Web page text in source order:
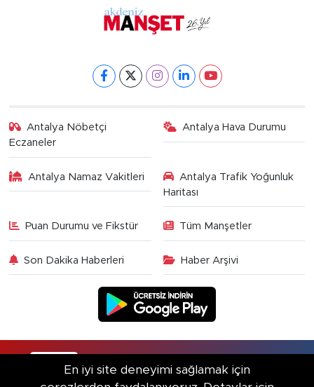
Antalya Nöbetçi
Eczaneler
Antalya Hava Durumu
Antalya Namaz Vakitleri
Antalya Trafik Yoğunluk
Haritası
Puan Durumu ve Fikstür Tüm Manşetler
Son Dakika Haberleri Haber Arşivi
En iyi site deneyimi sağlamak için